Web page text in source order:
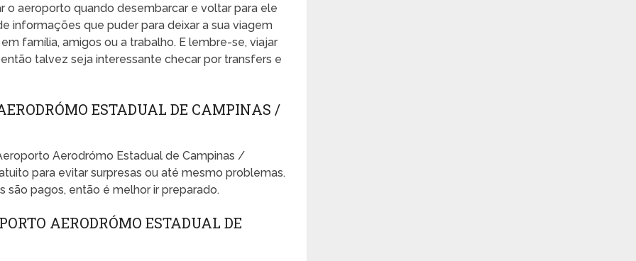
o aeroporto quando desembarcar e voltar para ele
informações que puder para deixar a sua viagem
família, amigos ou a trabalho. E lembre-se, viajar
talvez seja interessante checar por transfers e
ESTADUAL DE CAMPINAS /
Aerodrómo Estadual de Campinas /
para evitar surpresas ou até mesmo problemas.
pagos, então é melhor ir preparado.
AERODRÓMO ESTADUAL DE